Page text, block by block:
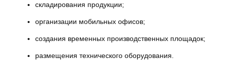
складирования продукции;
организации мобильных офисов;
создания временных производственных площадок;
размещения технического оборудования.